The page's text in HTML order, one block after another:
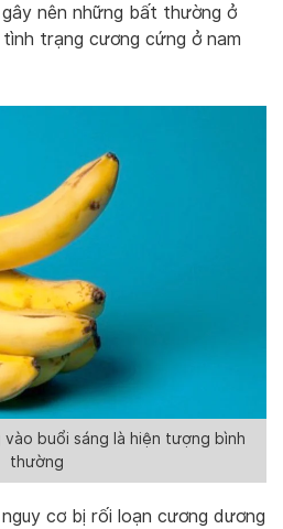
nên những bất thường ở
trạng cương cứng ở nam
buổi sáng là hiện tượng bình
thường
cơ bị rối loạn cương dương